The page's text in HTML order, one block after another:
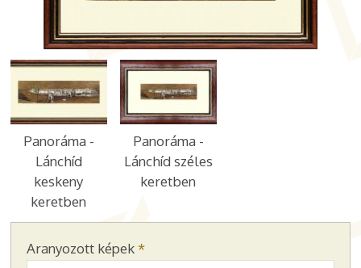
Panoráma -
Lánchíd
keskeny
keretben
Panoráma -
Lánchíd széles
keretben
Aranyozott képek *